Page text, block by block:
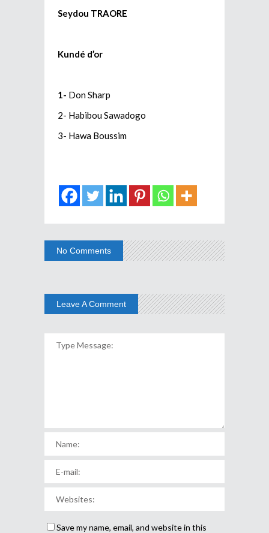
Seydou TRAORE
Kundé d’or
1- Don Sharp
2- Habibou Sawadogo
3- Hawa Boussim
No Comments
Leave A Comment
Save my name, email, and website in this